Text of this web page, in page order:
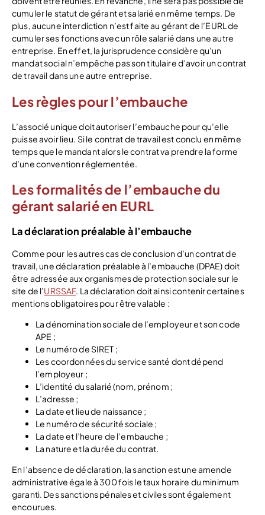
cumuler le statut de gérant et salarié en même temps. De
plus, aucune interdiction n’est faite au gérant de l’EURL de
cumuler ses fonctions avec un rôle salarié dans une autre
entreprise. En effet, la jurisprudence considère qu’un
mandat social n’empêche pas son titulaire d’avoir un contrat
de travail dans une autre entreprise.
Les règles pour l’embauche
L’associé unique doit autoriser l’embauche pour qu’elle
puisse avoir lieu. Si le contrat de travail est conclu en même
temps que le mandant alors le contrat va prendre la forme
d’une convention réglementée.
Les formalités de l’embauche du
gérant salarié en EURL
La déclaration préalable à l’embauche
Comme pour les autres cas de conclusion d’un contrat de
travail, une déclaration préalable à l’embauche (DPAE) doit
être adressée aux organismes de protection sociale sur le
site de l’URSSAF. La déclaration doit ainsi contenir certaines
mentions obligatoires pour être valable :
La dénomination sociale de l’employeur et son code
APE ;
Le numéro de SIRET ;
Les coordonnées du service santé dont dépend
l’employeur ;
L’identité du salarié (nom, prénom ;
L’adresse ;
La date et lieu de naissance ;
Le numéro de sécurité sociale ;
La date et l’heure de l’embauche ;
La nature et la durée du contrat.
En l’absence de déclaration, la sanction est une amende
administrative égale à 300 fois le taux horaire du minimum
garanti. Des sanctions pénales et civiles sont également
encourues.